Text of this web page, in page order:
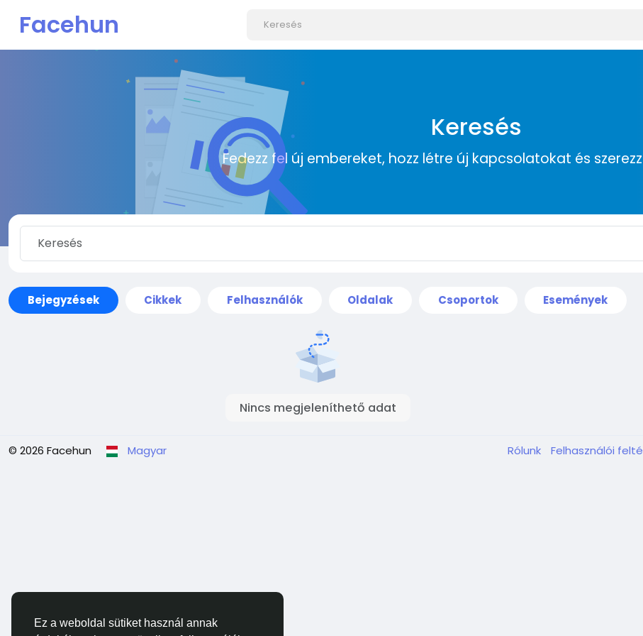
Ez a weboldal sütiket használ annak
Facehun
Keresés
Fedezz fel új embereket, hozz létre új kapcsolatokat és
Bejegyzések Cikkek Felhasználók Oldalak Csoportok Események
Nincs megjeleníthető adat
© 2026 Facehun Magyar Rólunk Felhasználói